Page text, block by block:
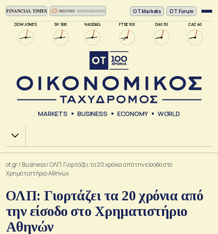
DOW JONES SP 500 NASDAQ FTSE 100 DAX 30 CAC 40
ΟΤ Markets OT Forum
MARKETS BUSINESS ECONOMY WORLD
Χ.Α.
ot.gr/ Business/ΟΛΠ: Γιορτάζει τα 20 χρόνια από την είσοδο στο
Χρηματιστήριο Αθηνών
ΟΛΠ: Γιορτάζει τα 20 χρόνια από
την είσοδο στο Χρηματιστήριο
Αθηνών